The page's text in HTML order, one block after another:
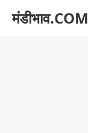
मंडीभाव.COM